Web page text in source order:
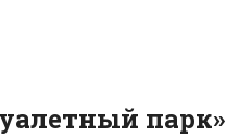
парк»